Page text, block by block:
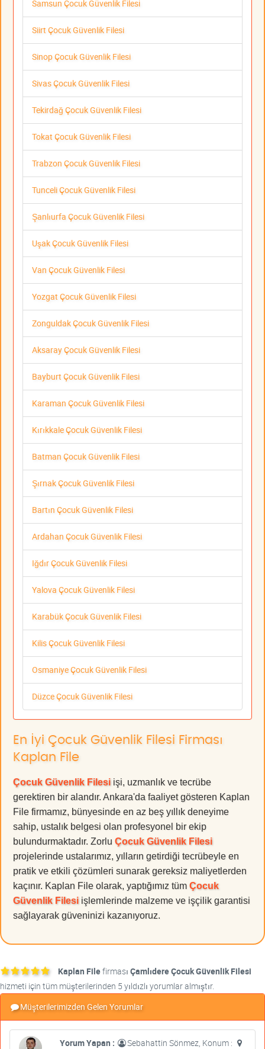
Samsun Çocuk Güvenlik Filesi
Siirt Çocuk Güvenlik Filesi
Sinop Çocuk Güvenlik Filesi
Sivas Çocuk Güvenlik Filesi
Tekirdağ Çocuk Güvenlik Filesi
Tokat Çocuk Güvenlik Filesi
Trabzon Çocuk Güvenlik Filesi
Tunceli Çocuk Güvenlik Filesi
Şanlıurfa Çocuk Güvenlik Filesi
Uşak Çocuk Güvenlik Filesi
Van Çocuk Güvenlik Filesi
Yozgat Çocuk Güvenlik Filesi
Zonguldak Çocuk Güvenlik Filesi
Aksaray Çocuk Güvenlik Filesi
Bayburt Çocuk Güvenlik Filesi
Karaman Çocuk Güvenlik Filesi
Kırıkkale Çocuk Güvenlik Filesi
Batman Çocuk Güvenlik Filesi
Şırnak Çocuk Güvenlik Filesi
Bartın Çocuk Güvenlik Filesi
Ardahan Çocuk Güvenlik Filesi
Iğdır Çocuk Güvenlik Filesi
Yalova Çocuk Güvenlik Filesi
Karabük Çocuk Güvenlik Filesi
Kilis Çocuk Güvenlik Filesi
Osmaniye Çocuk Güvenlik Filesi
Düzce Çocuk Güvenlik Filesi
En İyi Çocuk Güvenlik Filesi Firması
Kaplan File
Çocuk Güvenlik Filesi işi, uzmanlık ve tecrübe
gerektiren bir alandır. Ankara'da faaliyet gösteren Kaplan
File firmamız, bünyesinde en az beş yıllık deneyime
sahip, ustalık belgesi olan profesyonel bir ekip
bulundurmaktadır. Zorlu Çocuk Güvenlik Filesi
projelerinde ustalarımız, yılların getirdiği tecrübeyle en
pratik ve etkili çözümleri sunarak gereksiz maliyetlerden
kaçınır. Kaplan File olarak, yaptığımız tüm Çocuk
Güvenlik Filesi işlemlerinde malzeme ve işçilik garantisi
sağlayarak güveninizi kazanıyoruz.
Kaplan Filefirması Çamlıdere Çocuk Güvenlik Filesi
hizmeti için tüm müşterilerinden 5 yıldızlı yorumlar almıştır.
Müşterilerimizden Gelen Yorumlar
Yorum Yapan :
Sebahattin Sönmez, Konum :